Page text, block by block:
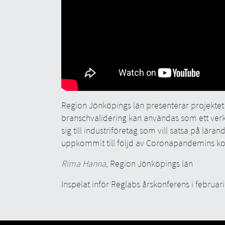
Region Jönköpings län presenterar
branschvalidering kan användas som ett
sig till industriföretag som vill satsa på
uppkommit till följd av Coronapandemins
Rima Hanna, Region Jönköpings län
Inspelat inför Reglabs årskonferens i